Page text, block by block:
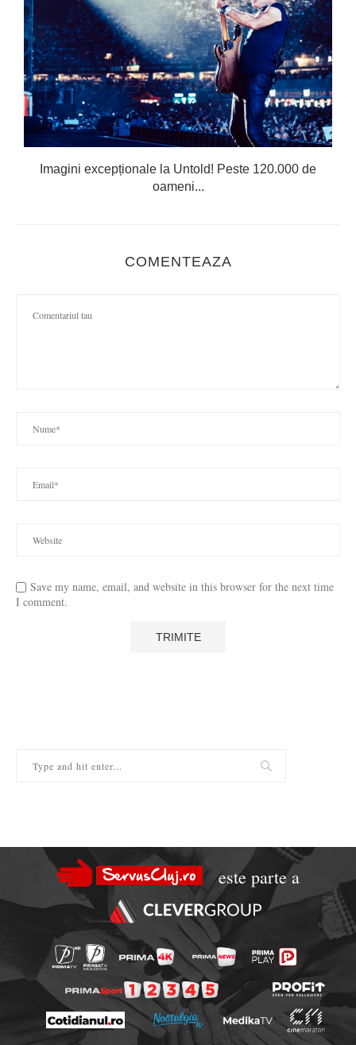
Imagini excepționale la Untold! Peste 120.000 de
oameni...
COMENTEAZA
Save my name, email, and website in this browser for the next time
I comment.
este parte a